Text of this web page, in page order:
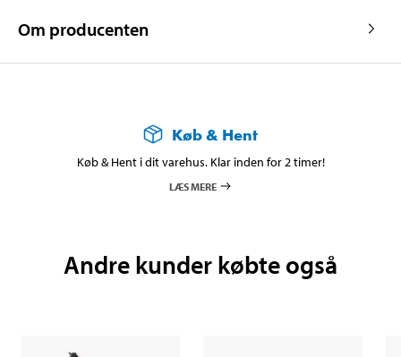
Om producenten
Køb & Hent
Køb & Hent i dit varehus. Klar inden for 2 timer!
LÆS MERE
Andre kunder købte også